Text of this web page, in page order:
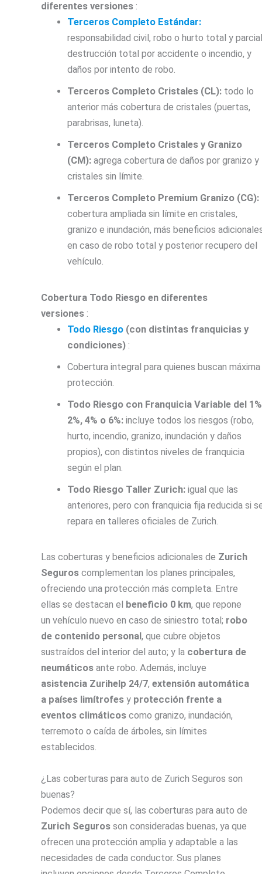
diferentes versiones:
Terceros Completo Estándar:
responsabilidad civil, robo o hurto total y
destrucción total por accidente o incendio, y
daños por intento de robo.
Terceros Completo Cristales (CL):todo lo
anterior más cobertura de cristales (puertas,
parabrisas, luneta).
Terceros Completo Cristales y Granizo
(CM):agrega cobertura de daños por granizo y
cristales sin límite.
Terceros Completo Premium Granizo (CG):
cobertura ampliada sin límite en cristales,
granizo e inundación, más beneficios
en caso de robo total y posterior recupero del
vehículo.
Cobertura Todo Riesgo en diferentes
versiones:
Todo Riesgo(con distintas franquicias y
condiciones):
Cobertura integral para quienes buscan máxima
protección.
Todo Riesgo con Franquicia Variable del
2%, 4% o 6%:incluye todos los riesgos (robo,
hurto, incendio, granizo, inundación y daños
propios), con distintos niveles de franquicia
según el plan.
Todo Riesgo Taller Zurich:igual que las
anteriores, pero con franquicia fija reducida si
repara en talleres oficiales de Zurich.
Las coberturas y beneficios adicionales de Zurich
Seguroscomplementan los planes principales,
ofreciendo una protección más completa. Entre
ellas se destacan el
beneficio 0 km, que repone
un vehículo nuevo en caso de siniestro total; robo
de contenido personal , que cubre objetos
sustraídos del interior del auto; y la cobertura de
neumáticosante robo. Además, incluye
asistencia Zurihelp 24/7, extensión automática
a países limítrofesy protección frente a
eventos climáticoscomo granizo, inundación,
terremoto o caída de árboles, sin límites
establecidos.
¿Las coberturas para auto de Zurich Seguros son
buenas?
Podemos decir que sí, las coberturas para auto de
Zurich Segurosson consideradas buenas, ya que
ofrecen una protección amplia y adaptable a las
necesidades de cada conductor. Sus planes